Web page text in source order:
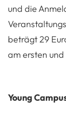
und die
beträgt 29
am ersten
Young